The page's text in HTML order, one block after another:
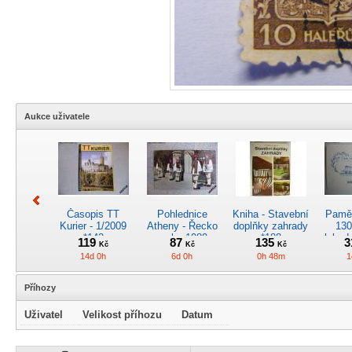
Aukce uživatele
Časopis TT
Kurier - 1/2009
*142
119Kč
14d 0h
Pohlednice
Atheny - Řecko
z roku 1989.
Nová nepoužitá
*5019
87 Kč
6d 0h
Kniha - Stavební
doplňky zahrady
*188
135 Kč
0h 48m
Pohlednice Pánské kapesní Pohlednice
Příhozy
Uživatel Velikost příhozu Datum